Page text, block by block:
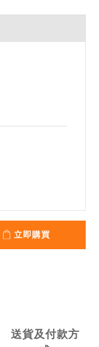
立即購買
送貨及付款方